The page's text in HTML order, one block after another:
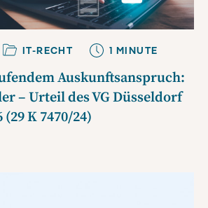
IT-RECHT 1 MINUTE
Auskunftsanspruch:
– Urteil des VG Düsseldorf
(29 K 7470/24)